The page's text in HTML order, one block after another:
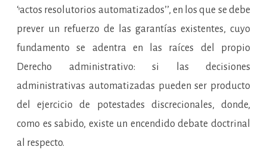
‘’actos resolutorios automatizados’’, en los que se debe
prever un refuerzo de las garantías existentes, cuyo
fundamento se adentra en las raíces del propio
Derecho administrativo: si las decisiones
administrativas automatizadas pueden ser producto
del ejercicio de potestades discrecionales, donde,
como es sabido, existe un encendido debate doctrinal
al respecto.